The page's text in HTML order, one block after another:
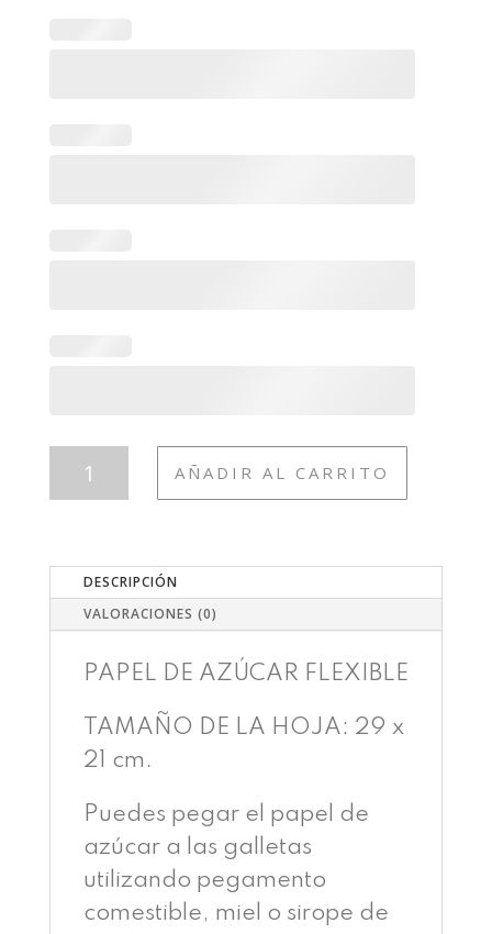
BELLA
AÑADIR AL CARRITO
DESCRIPCIÓN
VALORACIONES (0)
PAPEL DE AZÚCAR FLEXIBLE
TAMAÑO DE LA HOJA: 29 x
21 cm.
Puedes pegar el papel de
azúcar a las galletas
utilizando pegamento
comestible, miel o sirope de